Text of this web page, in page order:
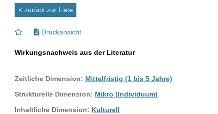
< zurück zur Liste
Druckansicht
Wirkungsnachweis aus der Literatur
Zeitliche Dimension: Mittelfristig (1 bis 5 Jahre)
Strukturelle Dimension: Mikro (Individuum)
Inhaltliche Dimension: Kulturell